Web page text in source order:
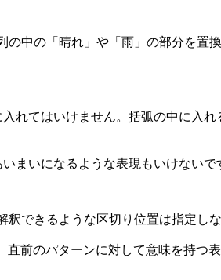
中の「晴れ」や「雨」の部分を置
れてはいけません。括弧の中に入れ
まいになるような表現もいけないで
できるような区切り位置は指定しな
前のパターンに対して意味を持つ